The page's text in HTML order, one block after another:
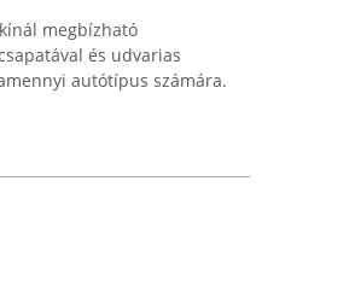
megbízható
és udvarias
autótípus számára.